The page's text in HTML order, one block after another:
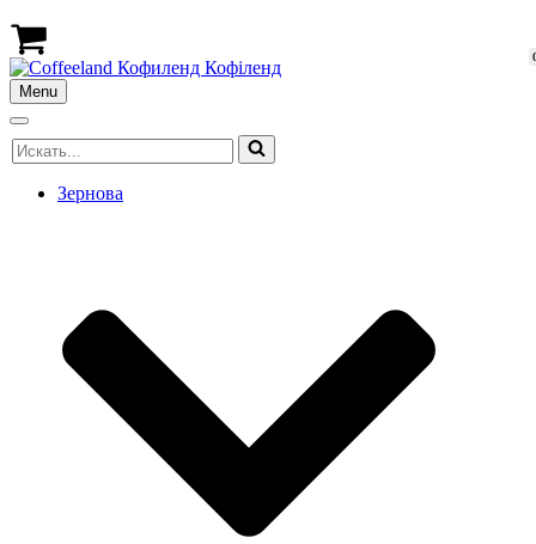
Кошик
Menu
Меню
Меню
навігації
Шукати...
Зернова